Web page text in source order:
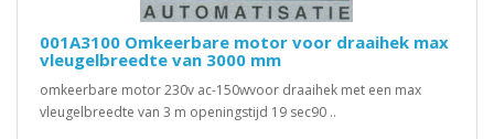
001A3100 Omkeerbare motor voor draaihek max
vleugelbreedte van 3000 mm
omkeerbare motor 230v ac-150wvoor draaihek met een max
vleugelbreedte van 3 m openingstijd 19 sec90 ..